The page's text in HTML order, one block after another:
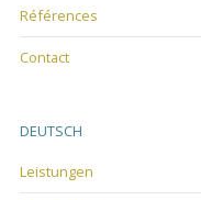
Références
Contact
DEUTSCH
Leistungen